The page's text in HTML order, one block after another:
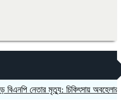
নেতার মৃত্যু: চিকিৎসায় অবহেলার